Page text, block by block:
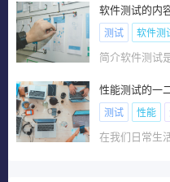
软件测试的内
测试 软件测
性能测试的一
测试 性能